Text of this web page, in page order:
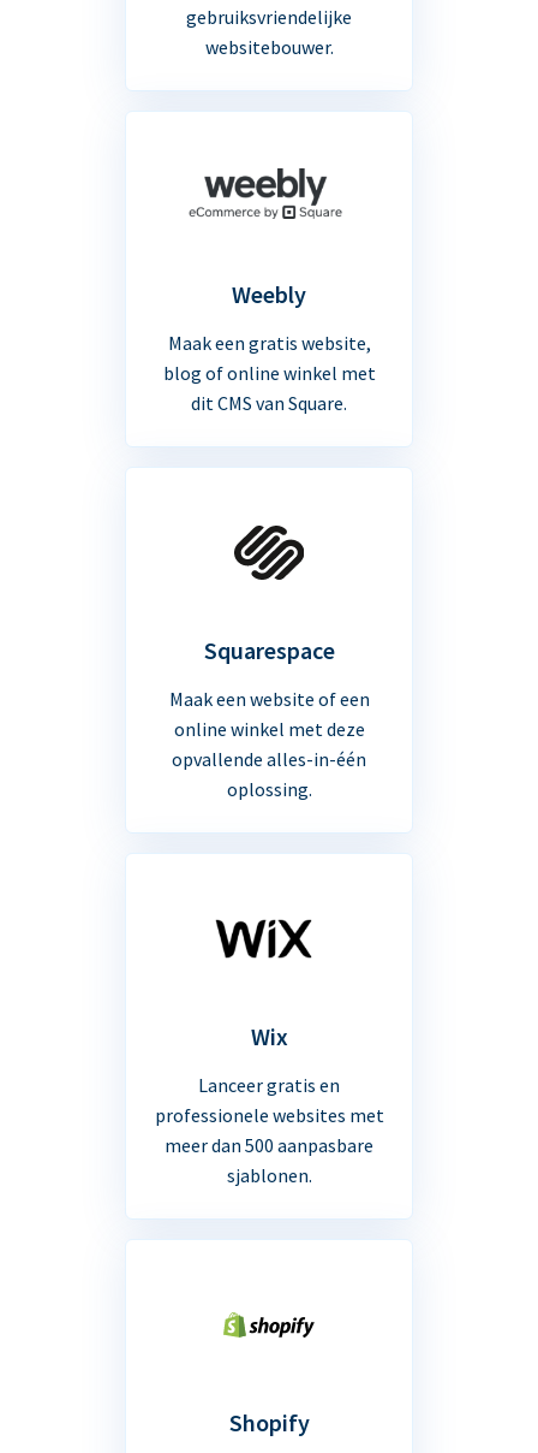
gebruiksvriendelijke
websitebouwer.
Weebly
Maak een gratis website,
blog of online winkel met
dit CMS van Square.
Squarespace
Maak een website of een
online winkel met deze
opvallende alles-in-één
oplossing.
Wix
Lanceer gratis en
professionele websites met
meer dan 500 aanpasbare
sjablonen.
Shopify